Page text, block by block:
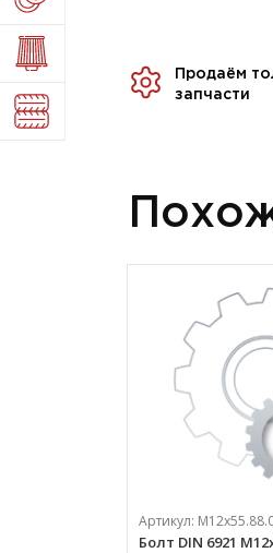
Продаём
запчасти
Артикул:
Болт DIN 6921